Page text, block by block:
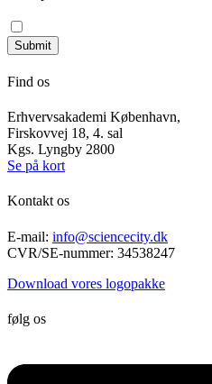
Submit
Find os
Erhvervsakademi København,
Firskovvej 18, 4. sal
Kgs. Lyngby 2800
Se på kort
Kontakt os
E-mail: info@sciencecity.dk
CVR/SE-nummer: 34538247
Download vores logopakke
følg os